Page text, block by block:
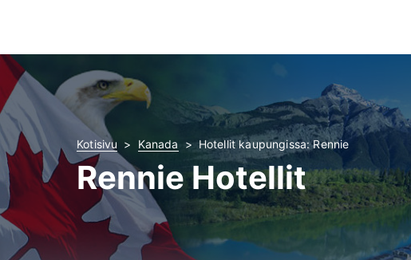
Kotisivu Kanada Hotellit kaupungissa: Rennie
Rennie Hotellit